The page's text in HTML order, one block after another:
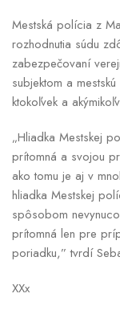
Mestská polícia z
rozhodnutia súdu
zabezpečovaní
subjektom a
ktokoľvek a
„Hliadka Mestskej
prítomná a svojou
ako tomu je aj v
hliadka Mestskej
spôsobom
prítomná len pre
poriadku,” tvrdí
XXx